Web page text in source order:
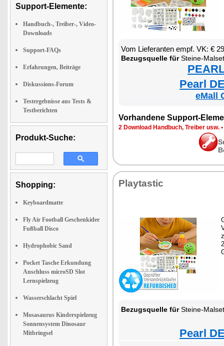
Support-Elemente:
Handbuch-, Treiber-, Video-
Downloads
Support-FAQs
Erfahrungen, Beiträge
Diskussions-Forum
Testergebnisse aus Tests &
Testberichten
Produkt-Suche:
Shopping:
Keyboardmatte
Fly Air Football Geschenkidee
Fußball Disco
Hydrophobic Sand
Pocket Tasche Erkundung
Anschluss microSD Slot
Lernspielzeug
Wasserschlacht Spiel
Mosasaurus Kinderspielzeug
Sonnensystem Dinosaur
Mitbringsel
Vom Lieferanten empf. VK: €
Bezugsquelle fürSteine-Malset
Pearl
eMall
Vorhandene Support-
2 Download Handbuch, Treiber usw. •
Playtastic
Bezugsquelle fürSteine-Malset
Pearl